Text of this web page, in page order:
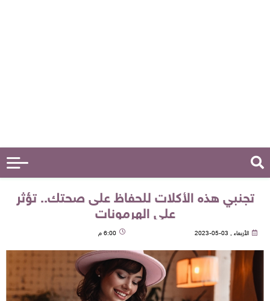
تجنبي هذه الأكلات للحفاظ على صحتك.. تؤثر
على الهرمونات
الأربعاء , 03-05-2023 6:00 م